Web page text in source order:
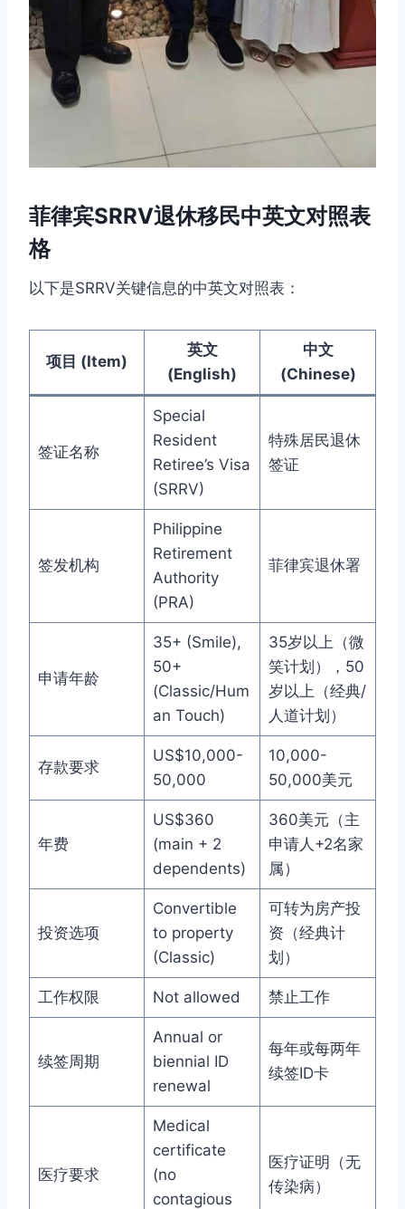
菲律宾SRRV退休移民中英文对照表
格
以下是SRRV关键信息的中英文对照表：
项目 (Item)
英文
(English)
中文
(Chinese)
签证名称
Special
Resident
Retiree’s Visa
(SRRV)
特殊居民退休
签证
签发机构
Philippine
Retirement
Authority
(PRA)
菲律宾退休署
申请年龄
35+ (Smile),
50+
(Classic/Hum
an Touch)
35岁以上（微
笑计划），50
岁以上（经典/
人道计划）
存款要求
US$10,000-
50,000
10,000-
50,000美元
年费
US$360
(main + 2
dependents)
360美元（主
申请人+2名家
属）
投资选项
Convertible
to property
(Classic)
可转为房产投
资（经典计
划）
工作权限 Not allowed 禁止工作
续签周期
Annual or
biennial ID
renewal
每年或每两年
续签ID卡
医疗要求
Medical
certificate
(no
contagious
医疗证明（无
传染病）